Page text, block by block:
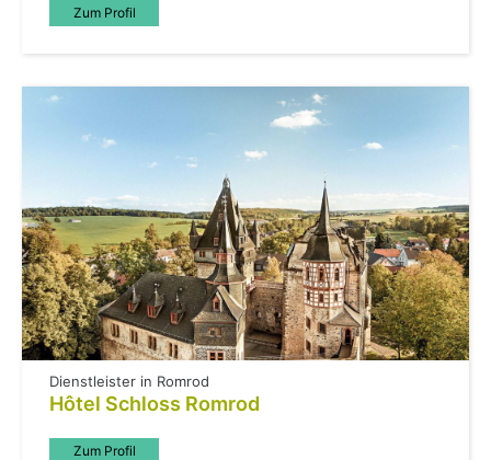
Zum Profil
Dienstleister in Romrod
Hôtel Schloss Romrod
Zum Profil